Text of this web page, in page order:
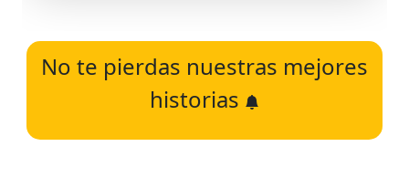
No te pierdas nuestras mejores
historias